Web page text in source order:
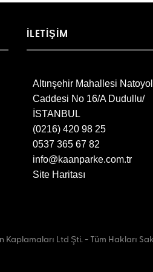
İLETİŞİM
Altınşehir Mahallesi
Caddesi No 16/A Dudullu/
İSTANBUL
(0216) 420 98 25
0537 365 67 82
info@kaanparke.com.tr
Site Haritası
Kaplamaları Ltd Şti. - Tüm Hakları